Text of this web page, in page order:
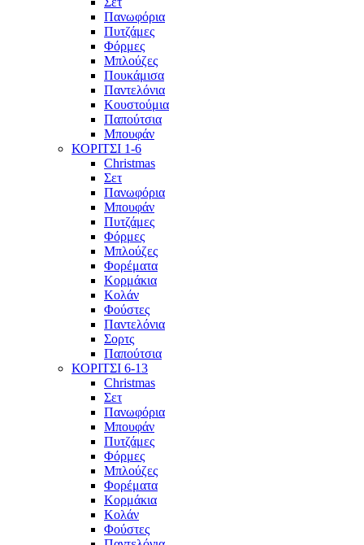
Πανωφόρια
Πυτζάμες
Φόρμες
Μπλούζες
Πουκάμισα
Παντελόνια
Κουστούμια
Παπούτσια
Μπουφάν
ΚΟΡΙΤΣΙ 1-6
Christmas
Σετ
Πανωφόρια
Μπουφάν
Πυτζάμες
Φόρμες
Μπλούζες
Φορέματα
Κορμάκια
Κολάν
Φούστες
Παντελόνια
Σορτς
Παπούτσια
ΚΟΡΙΤΣΙ 6-13
Christmas
Σετ
Πανωφόρια
Μπουφάν
Πυτζάμες
Φόρμες
Μπλούζες
Φορέματα
Κορμάκια
Κολάν
Φούστες